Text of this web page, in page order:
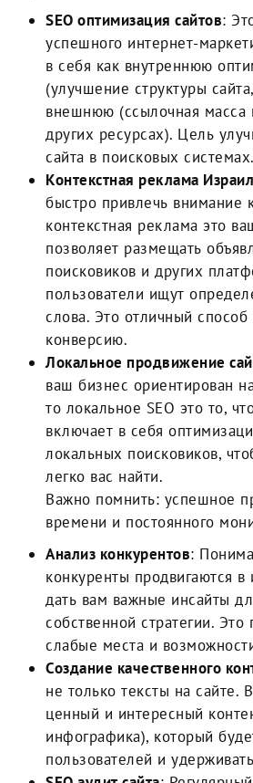
SEO оптимизация сайтов:
успешного интернет-
в себя как внутреннюю
(улучшение структуры
внешнюю (ссылочная масса
других ресурсах). Цель
сайта в поисковых системах.
Контекстная реклама
быстро привлечь внимание
контекстная реклама это
позволяет размещать
поисковиков и других
пользователи ищут
слова. Это отличный
конверсию.
Локальное продвижение
ваш бизнес ориентирован
то локальное SEO это то,
включает в себя
локальных поисковиков,
легко вас найти.
Важно помнить: успешное
времени и постоянного
Анализ конкурентов:
конкуренты продвигаются
дать вам важные инсайты
собственной стратегии.
слабые места и
Создание качественного
не только тексты на сайте.
ценный и интересный
инфографика), который
пользователей и